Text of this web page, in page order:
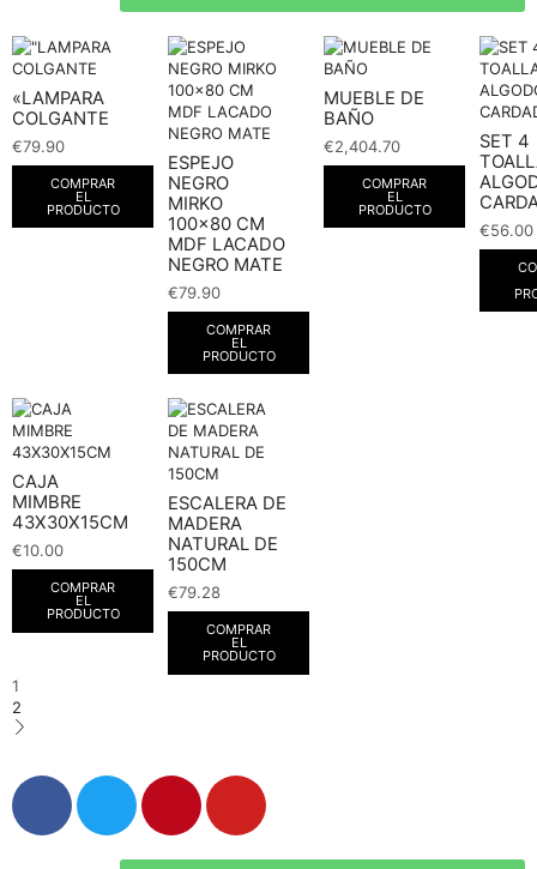
«LAMPARA
COLGANTE
€79.90
COMPRAR
EL
PRODUCTO
ESPEJO
NEGRO
MIRKO
100×80 CM
MDF LACADO
NEGRO MATE
€79.90
COMPRAR
EL
PRODUCTO
MUEBLE DE
BAÑO
€2,404.70
COMPRAR
EL
PRODUCTO
SET 4
€56.00
CAJA
MIMBRE
43X30X15CM
€10.00
COMPRAR
EL
PRODUCTO
ESCALERA DE
MADERA
NATURAL DE
150CM
€79.28
COMPRAR
EL
PRODUCTO
1
2